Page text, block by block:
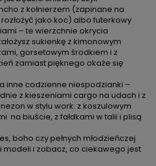
z kołnierzem (zapinane na
jako koc) albo futerkowy
– te wierzchnie okrycia
sukienkę z kimonowym
gorsetowym środkiem i z
zamiast pięknego okaże się
inne codzienne niespodzianki –
z kieszeniami cargo na udach i z
w stylu work: z koszulowym
na biuście, z fałdkami w talii i plisą
boho czy pełnych młodzieńczej
modeli i zobacz, co ciekawego jest